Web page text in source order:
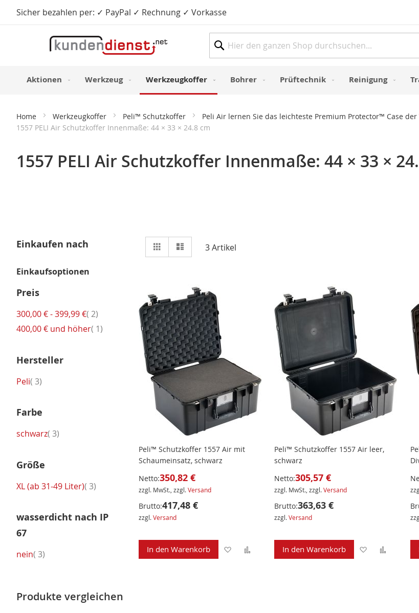
Sicher bezahlen per: ✓ PayPal ✓ Rechnung ✓ VorkasseDirekt
Aktionen Werkzeug Werkzeugkoffer Bohrer Prüftechnik Reinigung
Home Werkzeugkoffer Peli™ Schutzkoffer
Peli Air lernen Sie das leichteste Premium Protector™ Case
1557 PELI Air Schutzkoffer Innenmaße: 44 × 33 × 24.8 cm
1557 PELI Air Schutzkoffer Innenmaße: 44 × 33 ×
Ansicht
als
Raster 3Artikel
Peli™ Schutzkoffer 1557 Air mit
Schaumeinsatz, schwarz
Netto:350,82 €
zzgl. MwSt., zzgl.Versand
Brutto:417,48 €
zzgl.Versand
In den Warenkorb
Zur
Peli™ Schutzkoffer 1557 Air leer,
schwarz
Netto:305,57 €
zzgl. MwSt., zzgl.Versand
Brutto:363,63 €
zzgl.Versand
In den Warenkorb
Zur
Einkaufen nach
Einkaufsoptionen
Preis
300,00 €-399,99 € 2Artikel
400,00 € und höher 1Artikel
Hersteller
Peli 3Artikel
Farbe
schwarz 3Artikel
Größe
XL (ab 31-49 Liter) 3Artikel
wasserdicht nach IP
67
nein 3Artikel
Produkte vergleichen